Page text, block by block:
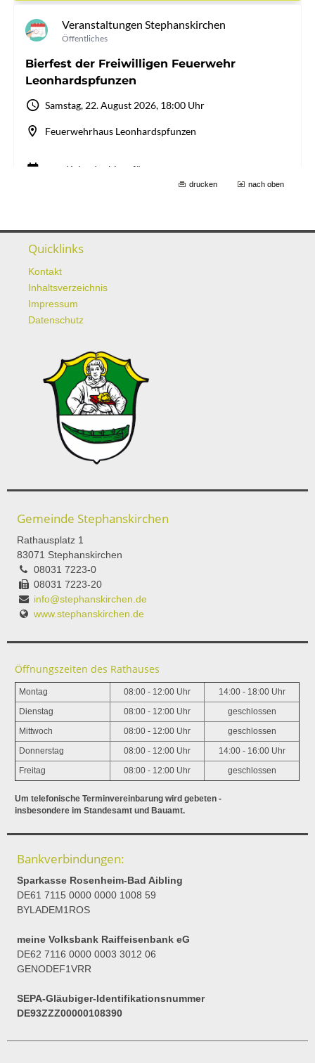
drucken nach oben
Quicklinks
Kontakt
Inhaltsverzeichnis
Impressum
Datenschutz
Gemeinde Stephanskirchen
Rathausplatz 1
83071 Stephanskirchen
08031 7223-0
08031 7223-20
info@stephanskirchen.de
www.stephanskirchen.de
Öffnungszeiten des Rathauses
Montag 08:00 - 12:00 Uhr 14:00 - 18:00 Uhr
Dienstag 08:00 - 12:00 Uhr geschlossen
Mittwoch 08:00 - 12:00 Uhr geschlossen
Donnerstag 08:00 - 12:00 Uhr 14:00 - 16:00 Uhr
Freitag 08:00 - 12:00 Uhr geschlossen
Um telefonische Terminvereinbarung wird gebeten -
insbesondere im Standesamt und Bauamt.
Bankverbindungen:
Sparkasse Rosenheim-Bad Aibling
DE61 7115 0000 0000 1008 59
BYLADEM1ROS
meine Volksbank Raiffeisenbank eG
DE62 7116 0000 0003 3012 06
GENODEF1VRR
SEPA-Gläubiger-Identifikationsnummer
DE93ZZZ00000108390